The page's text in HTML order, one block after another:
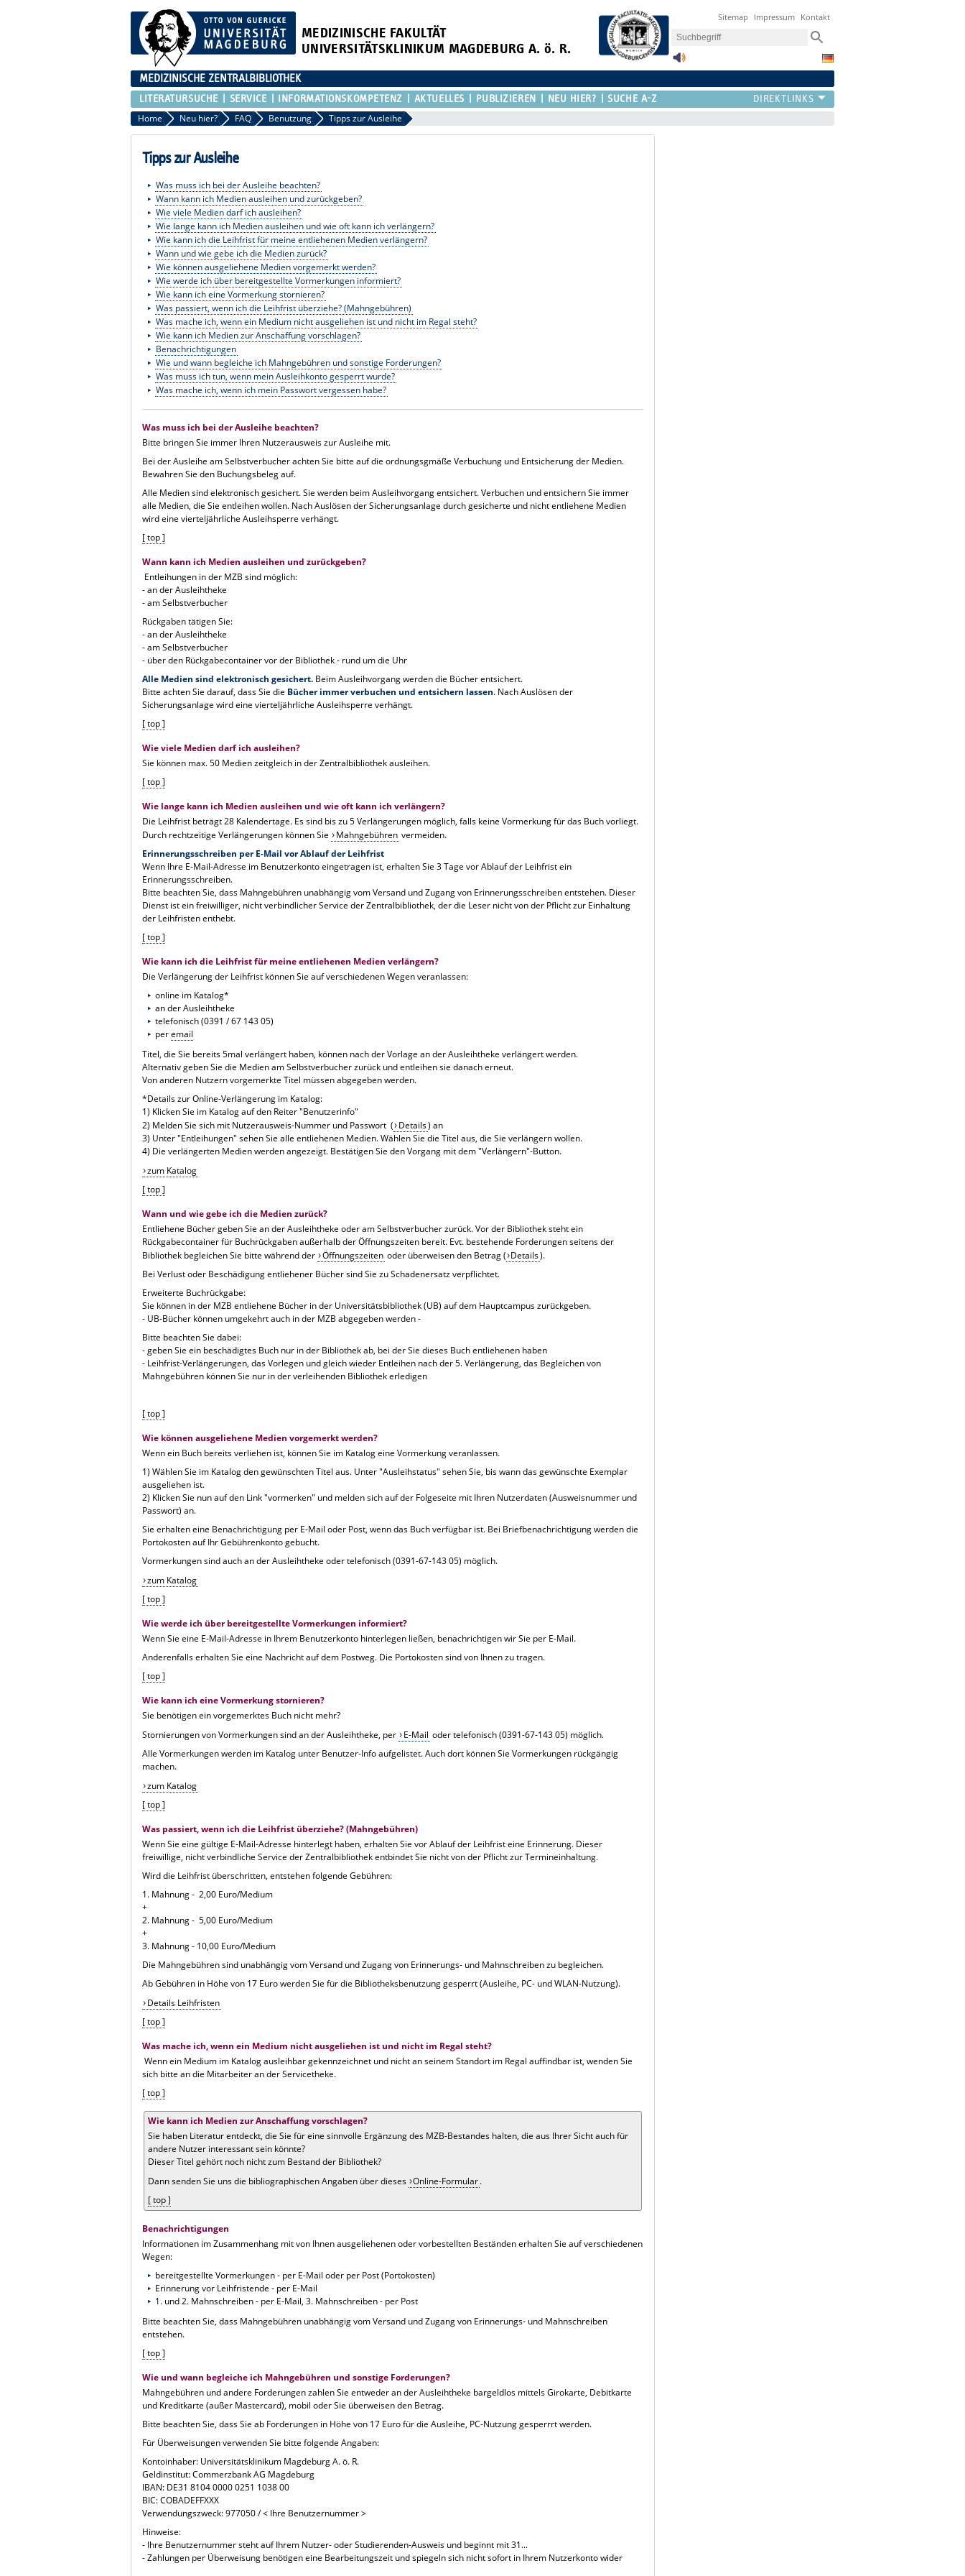
MEDIZINISCHE FAKULTÄT
UNIVERSITÄTSKLINIKUM MAGDEBURG A. ö. R.
Sitemap Impressum Kontakt
MEDIZINISCHE ZENTRALBIBLIOTHEK
LITERATURSUCHE SERVICE INFORMATIONSKOMPETENZ AKTUELLES PUBLIZIEREN NEU HIER? SUCHE A-Z
Home Neu hier? FAQ Benutzung Tipps zur Ausleihe
Tipps zur Ausleihe
Was muss ich bei der Ausleihe beachten?
Wann kann ich Medien ausleihen und zurückgeben?
Wie viele Medien darf ich ausleihen?
Wie lange kann ich Medien ausleihen und wie oft kann ich verlängern?
Wie kann ich die Leihfrist für meine entliehenen Medien verlängern?
Wann und wie gebe ich die Medien zurück?
Wie können ausgeliehene Medien vorgemerkt werden?
Wie werde ich über bereitgestellte Vormerkungen informiert?
Wie kann ich eine Vormerkung stornieren?
Was passiert, wenn ich die Leihfrist überziehe? (Mahngebühren)
Was mache ich, wenn ein Medium nicht ausgeliehen ist und nicht im Regal steht?
Wie kann ich Medien zur Anschaffung vorschlagen?
Benachrichtigungen
Wie und wann begleiche ich Mahngebühren und sonstige Forderungen?
Was muss ich tun, wenn mein Ausleihkonto gesperrt wurde?
Was mache ich, wenn ich mein Passwort vergessen habe?
Was muss ich bei der Ausleihe beachten?
Bitte bringen Sie immer Ihren Nutzerausweis zur Ausleihe mit.
Bei der Ausleihe am Selbstverbucher achten Sie bitte auf die ordnungsgmäße Verbuchung und Entsicherung der Medien.
Bewahren Sie den Buchungsbeleg auf.
Alle Medien sind elektronisch gesichert. Sie werden beim Ausleihvorgang entsichert. Verbuchen und entsichern Sie immer
alle Medien, die Sie entleihen wollen. Nach Auslösen der Sicherungsanlage durch gesicherte und nicht entliehene Medien
wird eine vierteljährliche Ausleihsperre verhängt.
[ top ]
Wann kann ich Medien ausleihen und zurückgeben?
Entleihungen in der MZB sind möglich:
- an der Ausleihtheke
- am Selbstverbucher
Rückgaben tätigen Sie:
- an der Ausleihtheke
- am Selbstverbucher
- über den Rückgabecontainer vor der Bibliothek - rund um die Uhr
Alle Medien sind elektronisch gesichert. Beim Ausleihvorgang werden die Bücher entsichert.
Bitte achten Sie darauf, dass Sie die Bücher immer verbuchen und entsichern lassen. Nach Auslösen der
Sicherungsanlage wird eine vierteljährliche Ausleihsperre verhängt.
[ top ]
Wie viele Medien darf ich ausleihen?
Sie können max. 50 Medien zeitgleich in der Zentralbibliothek ausleihen.
[ top ]
Wie lange kann ich Medien ausleihen und wie oft kann ich verlängern?
Die Leihfrist beträgt 28 Kalendertage. Es sind bis zu 5 Verlängerungen möglich, falls keine Vormerkung für das Buch vorliegt.
Durch rechtzeitige Verlängerungen können Sie
Mahngebühren vermeiden.
Erinnerungsschreiben per E-Mail vor Ablauf der Leihfrist
Wenn Ihre E-Mail-Adresse im Benutzerkonto eingetragen ist, erhalten Sie 3 Tage vor Ablauf der Leihfrist ein
Erinnerungsschreiben.
Bitte beachten Sie, dass Mahngebühren unabhängig vom Versand und Zugang von Erinnerungsschreiben entstehen. Dieser
Dienst ist ein freiwilliger, nicht verbindlicher Service der Zentralbibliothek, der die Leser nicht von der Pflicht zur Einhaltung
der Leihfristen enthebt.
[ top ]
Wie kann ich die Leihfrist für meine entliehenen Medien verlängern?
Die Verlängerung der Leihfrist können Sie auf verschiedenen Wegen veranlassen:
online im Katalog*
an der Ausleihtheke
telefonisch (0391 / 67 143 05)
peremail
Titel, die Sie bereits 5mal verlängert haben, können nach der Vorlage an der Ausleihtheke verlängert werden.
Alternativ geben Sie die Medien am Selbstverbucher zurück und entleihen sie danach erneut.
Von anderen Nutzern vorgemerkte Titel müssen abgegeben werden.
*Details zur Online-Verlängerung im Katalog:
1) Klicken Sie im Katalog auf den Reiter "Benutzerinfo"
2) Melden Sie sich mit Nutzerausweis-Nummer und Passwort ( Details) an
3) Unter "Entleihungen" sehen Sie alle entliehenen Medien. Wählen Sie die Titel aus, die Sie verlängern wollen.
4) Die verlängerten Medien werden angezeigt. Bestätigen Sie den Vorgang mit dem "Verlängern"-Button.
zum Katalog
[ top ]
Wann und wie gebe ich die Medien zurück?
Entliehene Bücher geben Sie an der Ausleihtheke oder am Selbstverbucher zurück. Vor der Bibliothek steht ein
Rückgabecontainer für Buchrückgaben außerhalb der Öffnungszeiten bereit. Evt. bestehende Forderungen seitens der
Bibliothek begleichen Sie bitte während der Öffnungszeiten oder überweisen den Betrag ( Details).
Bei Verlust oder Beschädigung entliehener Bücher sind Sie zu Schadenersatz verpflichtet.
Erweiterte Buchrückgabe:
Sie können in der MZB entliehene Bücher in der Universitätsbibliothek (UB) auf dem Hauptcampus zurückgeben.
- UB-Bücher können umgekehrt auch in der MZB abgegeben werden -
Bitte beachten Sie dabei:
- geben Sie ein beschädigtes Buch nur in der Bibliothek ab, bei der Sie dieses Buch entliehenen haben
- Leihfrist-Verlängerungen, das Vorlegen und gleich wieder Entleihen nach der 5. Verlängerung, das Begleichen von
Mahngebühren können Sie nur in der verleihenden Bibliothek erledigen
[ top ]
Wie können ausgeliehene Medien vorgemerkt werden?
Wenn ein Buch bereits verliehen ist, können Sie im Katalog eine Vormerkung veranlassen.
1) Wählen Sie im Katalog den gewünschten Titel aus. Unter "Ausleihstatus" sehen Sie, bis wann das gewünschte Exemplar
ausgeliehen ist.
2) Klicken Sie nun auf den Link "vormerken" und melden sich auf der Folgeseite mit Ihren Nutzerdaten (Ausweisnummer und
Passwort) an.
Sie erhalten eine Benachrichtigung per E-Mail oder Post, wenn das Buch verfügbar ist. Bei Briefbenachrichtigung werden die
Portokosten auf Ihr Gebührenkonto gebucht.
Vormerkungen sind auch an der Ausleihtheke oder telefonisch (0391-67-143 05) möglich.
zum Katalog
[ top ]
Wie werde ich über bereitgestellte Vormerkungen informiert?
Wenn Sie eine E-Mail-Adresse in Ihrem Benutzerkonto hinterlegen ließen, benachrichtigen wir Sie per E-Mail.
Anderenfalls erhalten Sie eine Nachricht auf dem Postweg. Die Portokosten sind von Ihnen zu tragen.
[ top ]
Wie kann ich eine Vormerkung stornieren?
Sie benötigen ein vorgemerktes Buch nicht mehr?
Stornierungen von Vormerkungen sind an der Ausleihtheke, per
E-Mail oder telefonisch (0391-67-143 05) möglich.
Alle Vormerkungen werden im Katalog unter Benutzer-Info aufgelistet. Auch dort können Sie Vormerkungen rückgängig
machen.
zum Katalog
[ top ]
Was passiert, wenn ich die Leihfrist überziehe? (Mahngebühren)
Wenn Sie eine gültige E-Mail-Adresse hinterlegt haben, erhalten Sie vor Ablauf der Leihfrist eine Erinnerung. Dieser
freiwillige, nicht verbindliche Service der Zentralbibliothek entbindet Sie nicht von der Pflicht zur Termineinhaltung.
Wird die Leihfrist überschritten, entstehen folgende Gebühren:
1. Mahnung - 2,00 Euro/Medium
+
2. Mahnung - 5,00 Euro/Medium
+
3. Mahnung - 10,00 Euro/Medium
Die Mahngebühren sind unabhängig vom Versand und Zugang von Erinnerungs- und Mahnschreiben zu begleichen.
Ab Gebühren in Höhe von 17 Euro werden Sie für die Bibliotheksbenutzung gesperrt (Ausleihe, PC- und WLAN-Nutzung).
Details Leihfristen
[ top ]
Was mache ich, wenn ein Medium nicht ausgeliehen ist und nicht im Regal steht?
Wenn ein Medium im Katalog ausleihbar gekennzeichnet und nicht an seinem Standort im Regal auffindbar ist, wenden Sie
sich bitte an die Mitarbeiter an der Servicetheke.
[ top ]
Wie kann ich Medien zur Anschaffung vorschlagen?
Sie haben Literatur entdeckt, die Sie für eine sinnvolle Ergänzung des MZB-Bestandes halten, die aus Ihrer Sicht auch für
andere Nutzer interessant sein könnte?
Dieser Titel gehört noch nicht zum Bestand der Bibliothek?
Dann senden Sie uns die bibliographischen Angaben über dieses Online-Formular.
[ top ]
Benachrichtigungen
Informationen im Zusammenhang mit von Ihnen ausgeliehenen oder vorbestellten Beständen erhalten Sie auf verschiedenen
Wegen:
bereitgestellte Vormerkungen - per E-Mail oder per Post (Portokosten)
Erinnerung vor Leihfristende - per E-Mail
1. und 2. Mahnschreiben - per E-Mail, 3. Mahnschreiben - per Post
Bitte beachten Sie, dass Mahngebühren unabhängig vom Versand und Zugang von Erinnerungs- und Mahnschreiben
entstehen.
[ top ]
Wie und wann begleiche ich Mahngebühren und sonstige Forderungen?
Mahngebühren und andere Forderungen zahlen Sie entweder an der Ausleihtheke bargeldlos mittels Girokarte, Debitkarte
und Kreditkarte (außer Mastercard), mobil oder Sie überweisen den Betrag.
Bitte beachten Sie, dass Sie ab Forderungen in Höhe von 17 Euro für die Ausleihe, PC-Nutzung gesperrrt werden.
Für Überweisungen verwenden Sie bitte folgende Angaben:
Kontoinhaber: Universitätsklinikum Magdeburg A. ö. R.
Geldinstitut: Commerzbank AG Magdeburg
IBAN: DE31 8104 0000 0251 1038 00
BIC: COBADEFFXXX
Verwendungszweck: 977050 / < Ihre Benutzernummer >
Hinweise:
- Ihre Benutzernummer steht auf Ihrem Nutzer- oder Studierenden-Ausweis und beginnt mit 31...
- Zahlungen per Überweisung benötigen eine Bearbeitungszeit und spiegeln sich nicht sofort in Ihrem Nutzerkonto wider